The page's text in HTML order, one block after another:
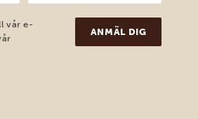
post
(Obligatoriskt)
vår e-